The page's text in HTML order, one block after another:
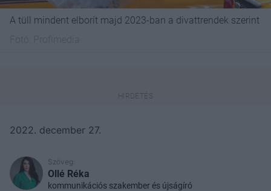
A tüll mindent elborít majd 2023-ban a divattrendek szerint
2022. december 27.
Szöveg:
Ollé Réka
kommunikációs szakember és újságíró